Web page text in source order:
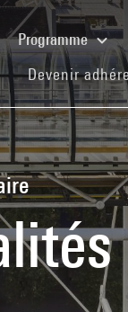
Programme
Devenir